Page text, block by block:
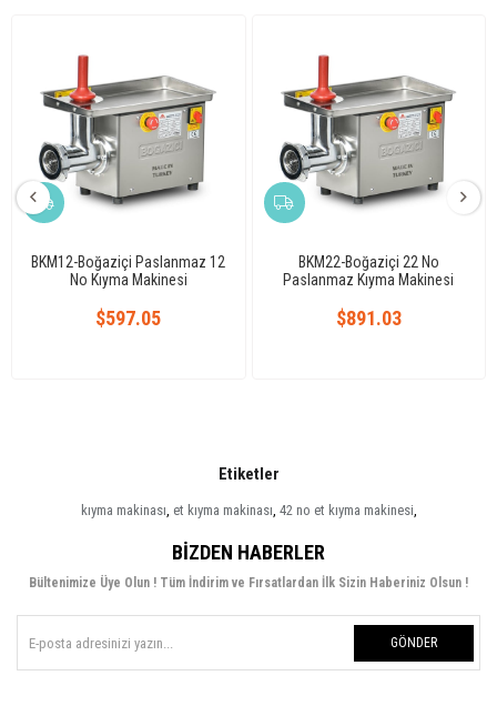
BKM12-Boğaziçi Paslanmaz 12
No Kıyma Makinesi
$597.05
BKM22-Boğaziçi 22 No
Paslanmaz Kıyma Makinesi
$891.03
Etiketler
kıyma makinası, et kıyma makinası, 42 no et kıyma makinesi,
BIZDEN HABERLER
Bültenimize Üye Olun ! Tüm İndirim ve Fırsatlardan İlk Sizin Haberiniz Olsun !
GÖNDER